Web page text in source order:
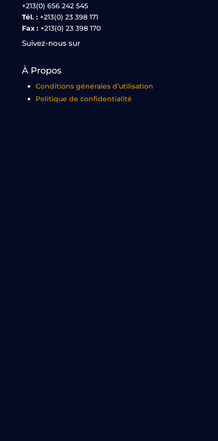
+213(0) 656 242 545
Tél. : +213(0) 23 398 171
Fax : +213(0) 23 398 170
Suivez-nous sur
À Propos
Conditions générales d’utilisation
Politique de confidentialité